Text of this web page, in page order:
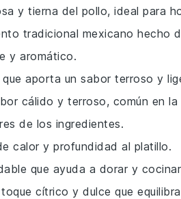
y tierna del pollo, ideal para
tradicional mexicano hecho
y aromático.
aporta un sabor terroso y
cálido y terroso, común en
de los ingredientes.
calor y profundidad al platillo.
que ayuda a dorar y
cítrico y dulce que